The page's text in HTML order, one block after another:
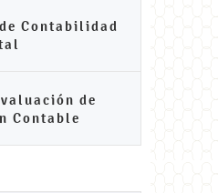
Contabilidad
de
Contable